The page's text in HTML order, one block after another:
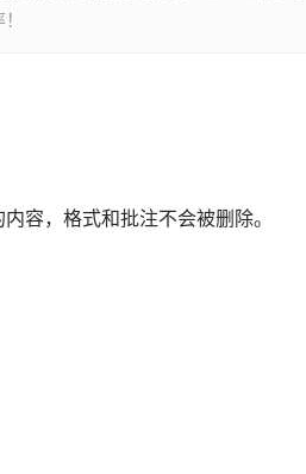
容，格式和批注不会被删除。